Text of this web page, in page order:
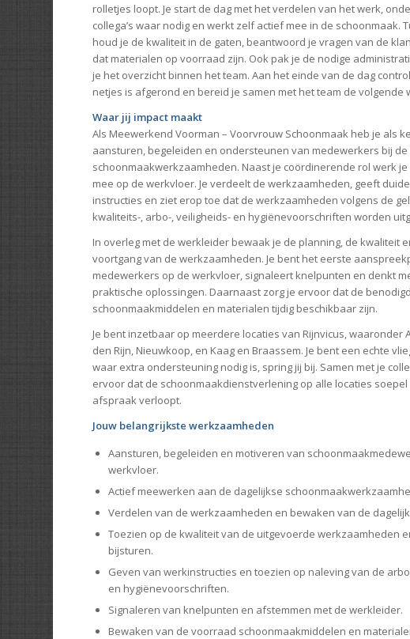
rolletjes loopt. Je start de dag met het verdelen van het werk,
collega’s waar nodig en werkt zelf actief mee in de schoonmaak.
houd je de kwaliteit in de gaten, beantwoord je vragen van de
dat materialen op voorraad zijn. Ook pak je de nodige
je het overzicht binnen het team. Aan het einde van de dag
netjes is afgerond en bereid je samen met het team de volgende
Waar jij impact maakt
Als Meewerkend Voorman – Voorvrouw Schoonmaak heb je als
aansturen, begeleiden en ondersteunen van medewerkers bij de
schoonmaakwerkzaamheden. Naast je coördinerende rol werk
mee op de werkvloer. Je verdeelt de werkzaamheden, geeft
instructies en ziet erop toe dat de werkzaamheden volgens de
kwaliteits-, arbo-, veiligheids- en hygiënevoorschriften worden
In overleg met de werkleider bewaak je de planning, de kwaliteit
voortgang van de werkzaamheden. Je bent het eerste
medewerkers op de werkvloer, signaleert knelpunten en denkt
praktische oplossingen. Daarnaast zorg je ervoor dat de
schoonmaakmiddelen en materialen tijdig beschikbaar zijn.
Je bent inzetbaar op meerdere locaties van Rijnvicus, waaronder
den Rijn, Nieuwkoop, en Kaag en Braassem. Je bent een echte
waar extra ondersteuning nodig is, spring jij bij. Samen met je
ervoor dat de schoonmaakdienstverlening op alle locaties soepel
afspraak verloopt.
Jouw belangrijkste werkzaamheden
Aansturen, begeleiden en motiveren van
werkvloer.
Actief meewerken aan de dagelijkse
Verdelen van de werkzaamheden en bewaken van de
Toezien op de kwaliteit van de uitgevoerde werkzaamheden
bijsturen.
Geven van werkinstructies en toezien op naleving van de
en hygiënevoorschriften.
Signaleren van knelpunten en afstemmen met de werkleider.
Bewaken van de voorraad schoonmaakmiddelen en